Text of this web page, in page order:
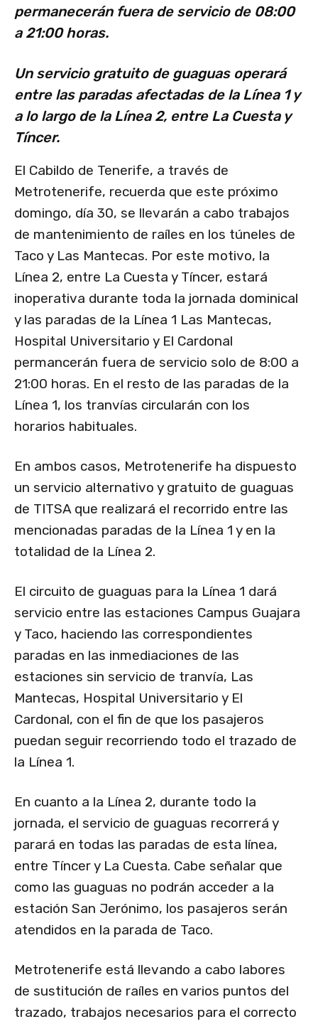
permanecerán fuera de servicio de 08:00
a 21:00 horas.
Un servicio gratuito de guaguas operará
entre las paradas afectadas de la Línea 1 y
a lo largo de la Línea 2, entre La Cuesta y
Tíncer.
El Cabildo de Tenerife, a través de
Metrotenerife, recuerda que este próximo
domingo, día 30, se llevarán a cabo trabajos
de mantenimiento de raíles en los túneles de
Taco y Las Mantecas. Por este motivo, la
Línea 2, entre La Cuesta y Tíncer, estará
inoperativa durante toda la jornada dominical
y las paradas de la Línea 1 Las Mantecas,
Hospital Universitario y El Cardonal
permancerán fuera de servicio solo de 8:00 a
21:00 horas. En el resto de las paradas de la
Línea 1, los tranvías circularán con los
horarios habituales.
En ambos casos, Metrotenerife ha dispuesto
un servicio alternativo y gratuito de guaguas
de TITSA que realizará el recorrido entre las
mencionadas paradas de la Línea 1 y en la
totalidad de la Línea 2.
El circuito de guaguas para la Línea 1 dará
servicio entre las estaciones Campus Guajara
y Taco, haciendo las correspondientes
paradas en las inmediaciones de las
estaciones sin servicio de tranvía, Las
Mantecas, Hospital Universitario y El
Cardonal, con el fin de que los pasajeros
puedan seguir recorriendo todo el trazado de
la Línea 1.
En cuanto a la Línea 2, durante todo la
jornada, el servicio de guaguas recorrerá y
parará en todas las paradas de esta línea,
entre Tíncer y La Cuesta. Cabe señalar que
como las guaguas no podrán acceder a la
estación San Jerónimo, los pasajeros serán
atendidos en la parada de Taco.
Metrotenerife está llevando a cabo labores
de sustitución de raíles en varios puntos del
trazado, trabajos necesarios para el correcto